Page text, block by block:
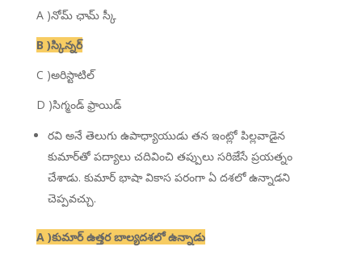
A )నోమ్ ఛామ్ స్కీ
B )స్కిన్నర్
C )అరిస్టాటిల్
D )సిగ్మండ్ ఫ్రాయిడ్
రవి అనే తెలుగు ఉపాధ్యాయుడు తన ఇంట్లో పిల్లవాడైన
కుమార్‌తో పద్యాలు చదివించి తప్పులు సరిజేసే ప్రయత్నం
చేశాడు. కుమార్ భాషా వికాస పరంగా ఏ దశలో ఉన్నాడని
చెప్పవచ్చు.
A )కుమార్ ఉత్తర బాల్యదశలో ఉన్నాడు